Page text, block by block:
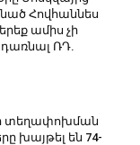
Հովհաննես
ամիս չի
ՌԴ.
տեղափոխման
խայթել են 74-